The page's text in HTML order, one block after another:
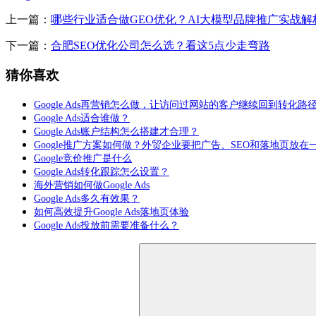
上一篇： 哪些行业适合做GEO优化？AI大模型品牌推广实战解
下一篇： 合肥SEO优化公司怎么选？看这5点少走弯路
猜你喜欢
Google Ads再营销怎么做，让访问过网站的客户继续回到转化路径
Google Ads适合谁做？
Google Ads账户结构怎么搭建才合理？
Google推广方案如何做？外贸企业要把广告、SEO和落地页放在
Google竞价推广是什么
Google Ads转化跟踪怎么设置？
海外营销如何做Google Ads
Google Ads多久有效果？
如何高效提升Google Ads落地页体验
Google Ads投放前需要准备什么？